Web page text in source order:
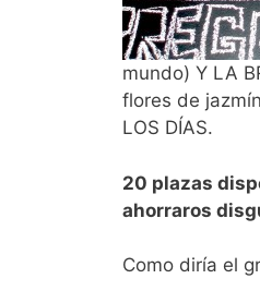
mundo) Y LA
flores de
LOS DÍAS.
20 plazas
ahorraros
Como diría el